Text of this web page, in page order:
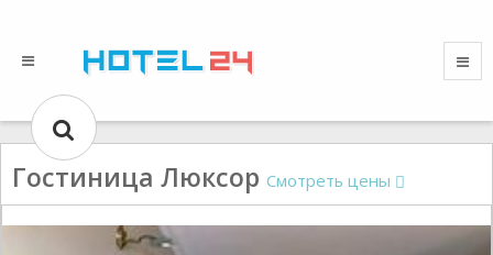
Гостиница Люксор Смотреть цены